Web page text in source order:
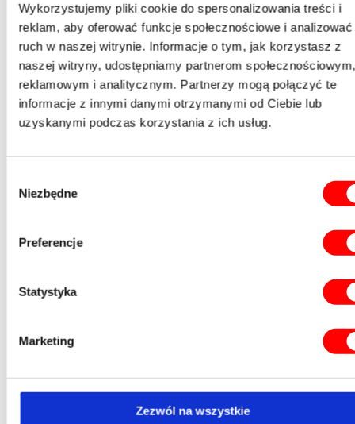
Wykorzystujemy pliki cookie do spersonalizowania treści i
reklam, aby oferować funkcje społecznościowe i analizować
ruch w naszej witrynie. Informacje o tym, jak korzystasz z
naszej witryny, udostępniamy partnerom społecznościowym,
reklamowym i analitycznym. Partnerzy mogą połączyć te
informacje z innymi danymi otrzymanymi od Ciebie lub
uzyskanymi podczas korzystania z ich usług.
zgody
Niezbędne
Preferencje
Statystyka
Marketing
Zezwól na wszystkie
• Nowe, ergonomiczne, powiększone pokrętło hamulca
• Komputerowo wyważony rotor
• Trwała sprężyna kabłąka
• Hamulec typu „Quick & Power Drag”
• Możliwość przełożenia rączki lewo/prawo
udostępnij produkt
nr katalogowy łożyska
SZPULA ZAPASOWA